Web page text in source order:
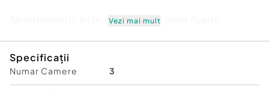
Apartamentul este situat intr-o zona foarte
Imobilul a fost renovat in urma cu 8 ani in totalitate
( incalzire in pardoseala, instalatie electrica ,
Vezi mai mult
Specificații
Numar Camere 3